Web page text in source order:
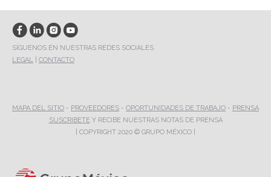
SÍGUENOS EN NUESTRAS REDES SOCIALES
LEGAL
CONTACTO
MAPA DEL SITIO - PROVEEDORES - OPORTUNIDADES DE TRABAJO - PRENSA
SUSCRIBETE Y RECIBE NUESTRAS NOTAS DE PRENSA
| COPYRIGHT 2020 © GRUPO MÉXICO |